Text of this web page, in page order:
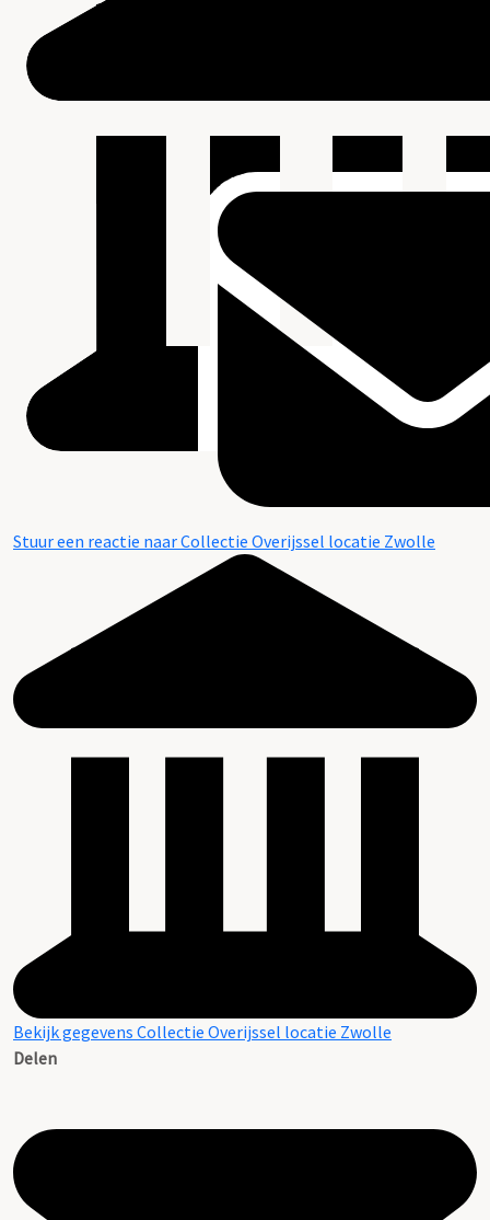
Stuur een reactie naar Collectie Overijssel locatie Zwolle
Bekijk gegevens Collectie Overijssel locatie Zwolle
Delen